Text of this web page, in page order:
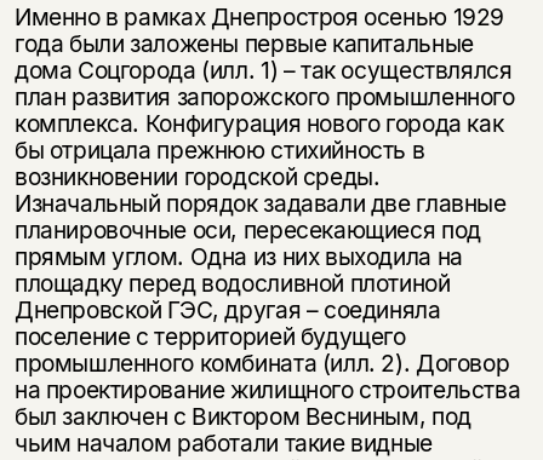
Именно в рамках Днепростроя осенью 1929
года были заложены первые капитальные
дома Соцгорода (илл. 1) – так осуществлялся
план развития запорожского промышленного
комплекса. Конфигурация нового города как
бы отрицала прежнюю стихийность в
возникновении городской среды.
Изначальный порядок задавали две главные
планировочные оси, пересекающиеся под
прямым углом. Одна из них выходила на
площадку перед водосливной плотиной
Днепровской ГЭС, другая – соединяла
поселение с территорией будущего
промышленного комбината (илл. 2). Договор
на проектирование жилищного строительства
был заключен с Виктором Весниным, под
чьим началом работали такие видные
Подписка на рассылку
Этой книги временно
нет в продаже.